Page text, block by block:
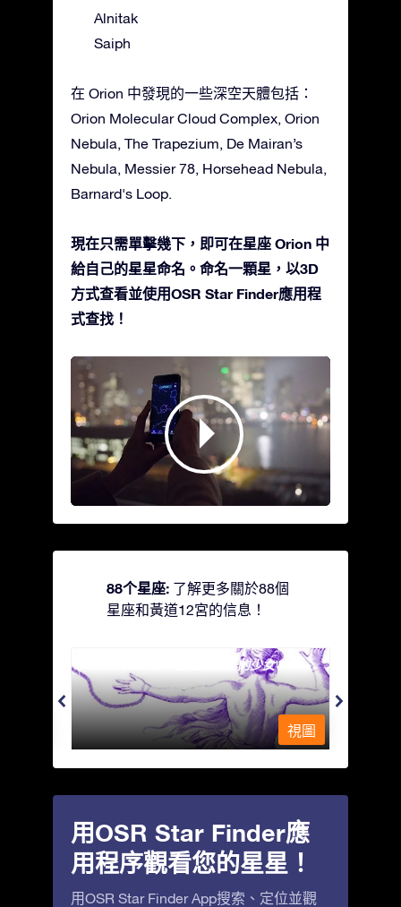
Alnitak
Saiph
在 Orion 中發現的一些深空天體包括：
Orion Molecular Cloud Complex, Orion
Nebula, The Trapezium, De Mairan’s
Nebula, Messier 78, Horsehead Nebula,
Barnard's Loop.
現在只需單擊幾下，即可在星座 Orion 中
給自己的星星命名。命名一顆星，以3D
方式查看並使用OSR Star Finder應用程
式查找！
88个星座: 了解更多關於88個
星座和黃道12宮的信息！
Andromeda - 被鐵鍊鎖著的少女
視圖
用OSR Star Finder應
用程序觀看您的星星！
用OSR Star Finder App搜索、定位並觀